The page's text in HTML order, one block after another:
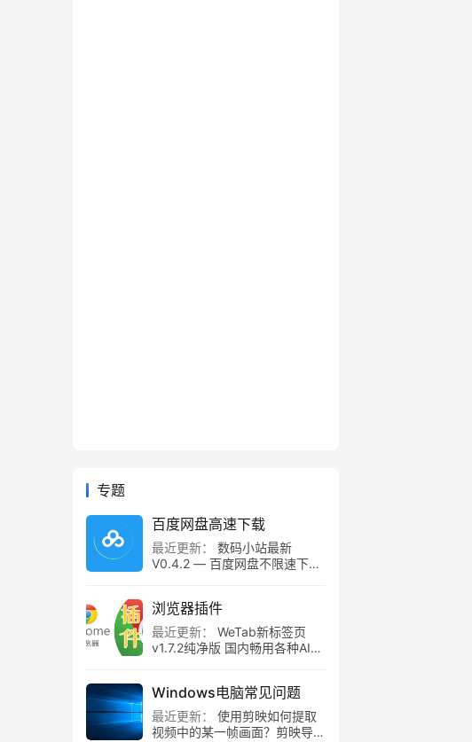
专题
百度网盘高速下载
最近更新：
数码小站最新
V0.4.2 — 百度网盘不限速下载
浏览器插件
最近更新：
WeTab新标签页
v1.7.2纯净版 国内畅用各种AI组
Windows电脑常见问题
最近更新：
使用剪映如何提取
视频中的某一帧画面？剪映导出